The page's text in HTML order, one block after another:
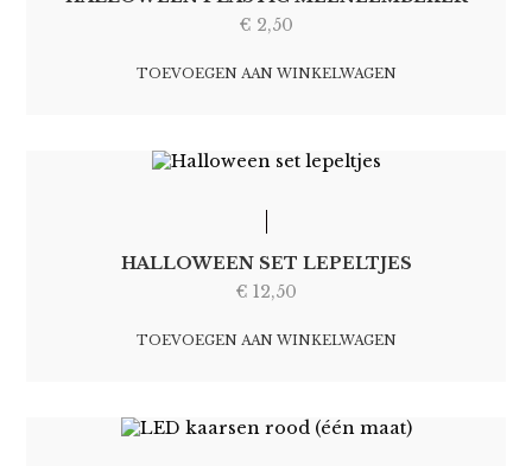
€ 2,50
TOEVOEGEN AAN WINKELWAGEN
HALLOWEEN SET LEPELTJES
€ 12,50
TOEVOEGEN AAN WINKELWAGEN